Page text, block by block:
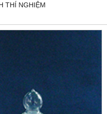
THÍ NGHIỆM